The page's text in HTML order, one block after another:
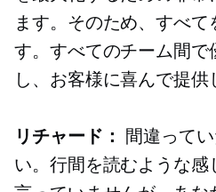
ます。そのため、すべて
す。すべてのチーム間で
し、お客様に喜んで提供
リチャード：
間違って
い。行間を読むような感